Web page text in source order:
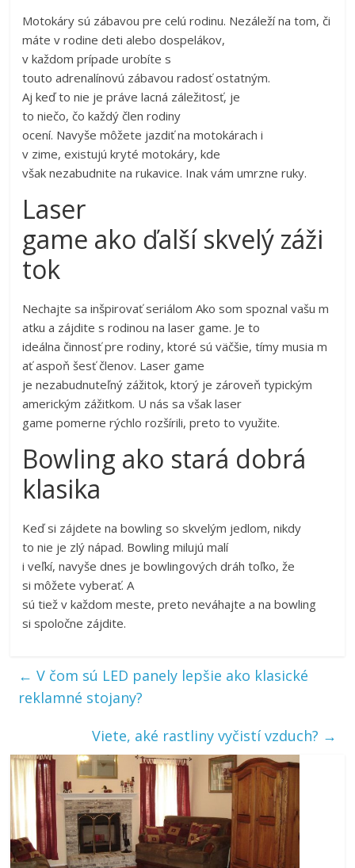
Motokáry sú zábavou pre celú rodinu. Nezáleží na tom, či
máte v rodine deti alebo dospelákov,
v každom prípade urobíte s
touto adrenalínovú zábavou radosť ostatným.
Aj keď to nie je práve lacná záležitosť, je
to niečo, čo každý člen rodiny
ocení. Navyše môžete jazdiť na motokárach i
v zime, existujú kryté motokáry, kde
však nezabudnite na rukavice. Inak vám umrzne ruky.
Laser
game ako ďalší skvelý záži
tok
Nechajte sa inšpirovať seriálom Ako som spoznal vašu m
atku a zájdite s rodinou na laser game. Je to
ideálna činnosť pre rodiny, ktoré sú väčšie, tímy musia m
ať aspoň šesť členov. Laser game
je nezabudnuteľný zážitok, ktorý je zároveň typickým
americkým zážitkom. U nás sa však laser
game pomerne rýchlo rozšírili, preto to využite.
Bowling ako stará dobrá
klasika
Keď si zájdete na bowling so skvelým jedlom, nikdy
to nie je zlý nápad. Bowling milujú malí
i veľkí, navyše dnes je bowlingových dráh toľko, že
si môžete vyberať. A
sú tiež v každom meste, preto neváhajte a na bowling
si spoločne zájdite.
← V čom sú LED panely lepšie ako klasické
reklamné stojany?
Viete, aké rastliny vyčistí vzduch? →